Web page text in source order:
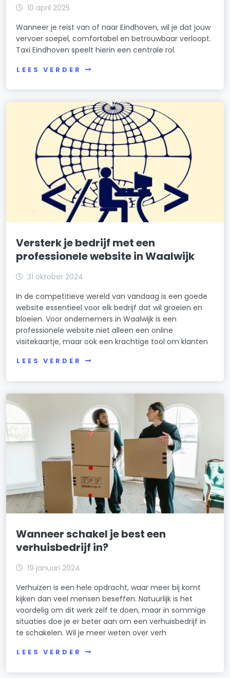
10 april 2025
Wanneer je reist van of naar Eindhoven, wil je dat jouw
vervoer soepel, comfortabel en betrouwbaar verloopt.
Taxi Eindhoven speelt hierin een centrale rol.
LEES VERDER
Versterk je bedrijf met een
professionele website in Waalwijk
31 oktober 2024
In de competitieve wereld van vandaag is een goede
website essentieel voor elk bedrijf dat wil groeien en
bloeien. Voor ondernemers in Waalwijk is een
professionele website niet alleen een online
visitekaartje, maar ook een krachtige tool om klanten
LEES VERDER
Wanneer schakel je best een
verhuisbedrijf in?
19 januari 2024
Verhuizen is een hele opdracht, waar meer bij komt
kijken dan veel mensen beseffen. Natuurlijk is het
voordelig om dit werk zelf te doen, maar in sommige
situaties doe je er beter aan om een verhuisbedrijf in
te schakelen. Wil je meer weten over verh
LEES VERDER